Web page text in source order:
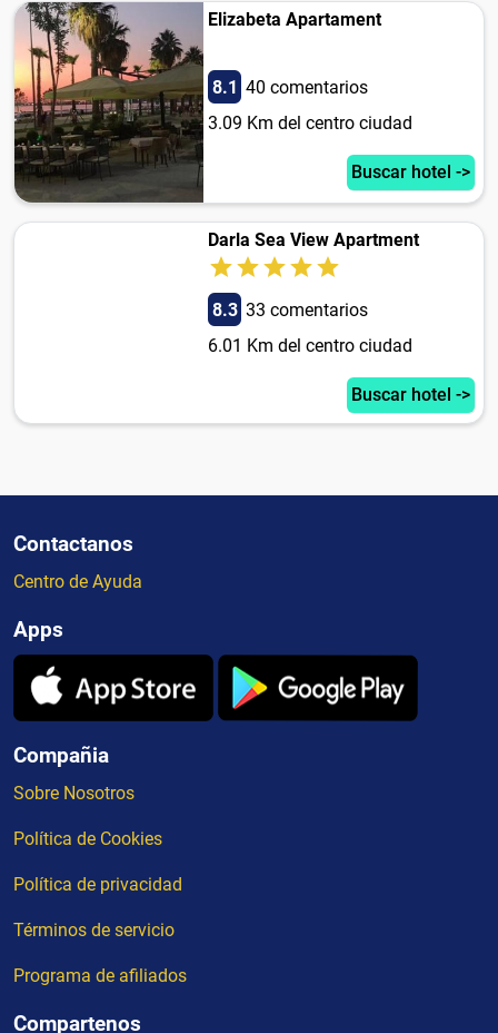
Elizabeta Apartament
8.1 40 comentarios
3.09 Km del centro ciudad
Buscar hotel ->
Darla Sea View Apartment
8.3 33 comentarios
6.01 Km del centro ciudad
Buscar hotel ->
Contactanos
Centro de Ayuda
Apps
Compañia
Sobre Nosotros
Política de Cookies
Política de privacidad
Términos de servicio
Programa de afiliados
Compartenos